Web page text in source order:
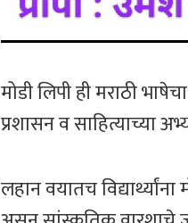
मोडी लिपी ही मराठी
प्रशासन व साहित्याच्या
लहान वयातच